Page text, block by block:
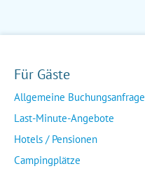
Für Gäste
Allgemeine Buchungsanfrage
Last-Minute-Angebote
Hotels / Pensionen
Campingplätze